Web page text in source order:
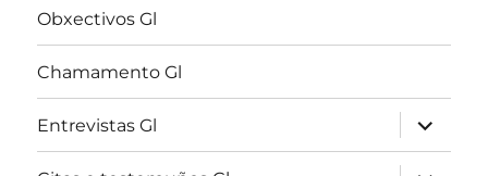
Obxectivos Gl
Chamamento Gl
Entrevistas Gl
expandir
menú
fillo